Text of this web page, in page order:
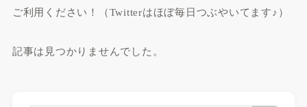
ご利用ください！（Twitterはほぼ毎日つぶやいてます♪）
記事は見つかりませんでした。